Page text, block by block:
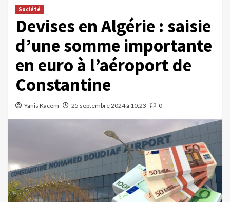
Société
Devises en Algérie : saisie
d’une somme importante
en euro à l’aéroport de
Constantine
Yanis Kacem 25 septembre 2024 à 10:23 0